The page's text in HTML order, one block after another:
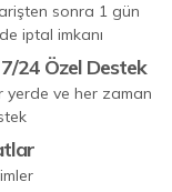
sonra 1 gün
iptal imkanı
24 Özel Destek
yerde ve her zaman